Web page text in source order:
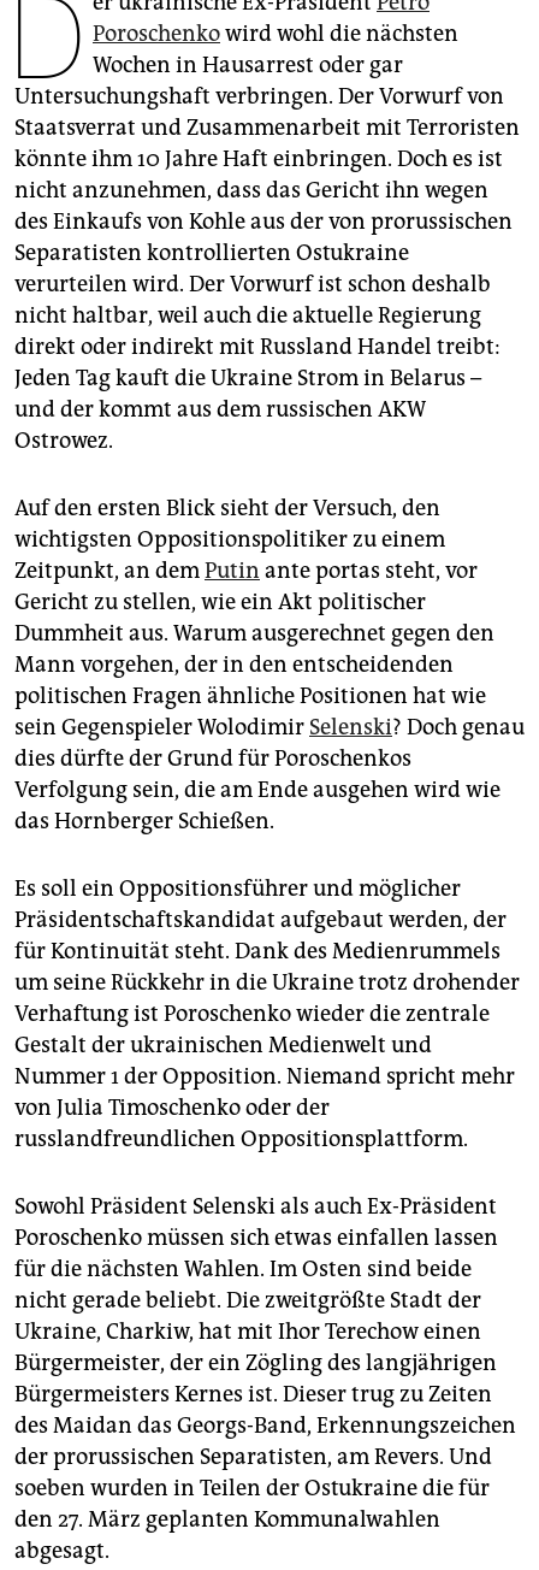
genossenschaft
epaper login
D Poroschenkowird wohl die nächsten
Wochen in Hausarrest oder gar
Untersuchungshaft verbringen. Der Vorwurf von
Staatsverrat und Zusammenarbeit mit Terroristen
könnte ihm 10 Jahre Haft einbringen. Doch es ist
nicht anzunehmen, dass das Gericht ihn wegen
des Einkaufs von Kohle aus der von prorussischen
Separatisten kontrollierten Ostukraine
verurteilen wird. Der Vorwurf ist schon deshalb
nicht haltbar, weil auch die aktuelle Regierung
direkt oder indirekt mit Russland Handel treibt:
Jeden Tag kauft die Ukraine Strom in Belarus –
und der kommt aus dem russischen AKW
Ostrowez.
Auf den ersten Blick sieht der Versuch, den
wichtigsten Oppositionspolitiker zu einem
Zeitpunkt, an demPutin ante portas steht, vor
Gericht zu stellen, wie ein Akt politischer
Dummheit aus. Warum ausgerechnet gegen den
Mann vorgehen, der in den entscheidenden
politischen Fragen ähnliche Positionen hat wie
sein Gegenspieler Wolodimir Selenski? Doch genau
dies dürfte der Grund für Poroschenkos
Verfolgung sein, die am Ende ausgehen wird wie
das Hornberger Schießen.
Es soll ein Oppositionsführer und möglicher
Präsidentschaftskandidat aufgebaut werden, der
für Kontinuität steht. Dank des Medienrummels
um seine Rückkehr in die Ukraine trotz drohender
Verhaftung ist Poroschenko wieder die zentrale
Gestalt der ukrainischen Medienwelt und
Nummer 1 der Opposition. Niemand spricht mehr
von Julia Timoschenko oder der
russlandfreundlichen Oppositionsplattform.
Sowohl Präsident Selenski als auch Ex-Präsident
Poroschenko müssen sich etwas einfallen lassen
für die nächsten Wahlen. Im Osten sind beide
nicht gerade beliebt. Die zweitgrößte Stadt der
Ukraine, Charkiw, hat mit Ihor Terechow einen
Bürgermeister, der ein Zögling des langjährigen
Bürgermeisters Kernes ist. Dieser trug zu Zeiten
des Maidan das Georgs-Band, Erkennungszeichen
der prorussischen Separatisten, am Revers. Und
soeben wurden in Teilen der Ostukraine die für
den 27. März geplanten Kommunalwahlen
abgesagt.